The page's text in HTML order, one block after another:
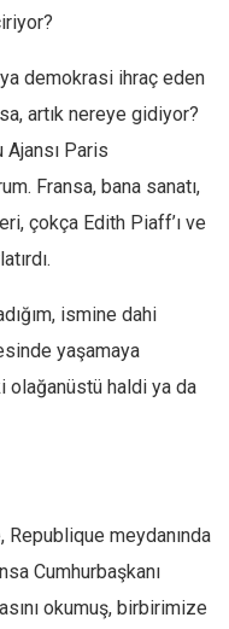
demokrasi ihraç eden
artık nereye gidiyor?
Ajansı Paris
Fransa, bana sanatı,
çokça Edith Piaff’ı ve
ismine dahi
yaşamaya
olağanüstü haldi ya da
Republique meydanında
Cumhurbaşkanı
okumuş, birbirimize